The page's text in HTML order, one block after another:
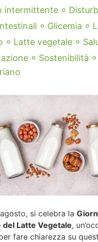
intermittente ◦
◦ Glicemia ◦
◦ Latte vegetale ◦
◦ Sostenibilità ◦
si celebra la
del Latte Vegetale,
fare chiarezza su